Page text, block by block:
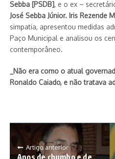
Sebba [PSDB], e o ex –
José Sebba Júnior. Iris Rezende
simpatia, apresentou medidas
Paço Municipal e analisou os
contemporâneo.
_Não era como o atual
Ronaldo Caiado, e não tratava
Artigo anterior
Anos de chumbo e de